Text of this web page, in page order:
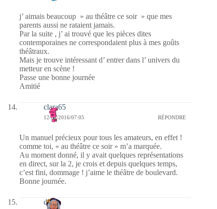
j’ aimais beaucoup » au théâtre ce soir » que mes
parents aussi ne rataient jamais.
Par la suite , j’ ai trouvé que les pièces dites
contemporaines ne correspondaient plus à mes goûts
théâtraux.
Mais je trouve intéressant d’ entrer dans l’ univers du
metteur en scène !
Passe une bonne journée
Amitié
clara65
12/04/2016/07:05 RÉPONDRE
Un manuel précieux pour tous les amateurs, en effet !
comme toi, « au théâtre ce soir » m’a marquée.
Au moment donné, il y avait quelques représentations
en direct, sur la 2, je crois et depuis quelques temps,
c’est fini, dommage ! j’aime le théâtre de boulevard.
Bonne journée.
dom